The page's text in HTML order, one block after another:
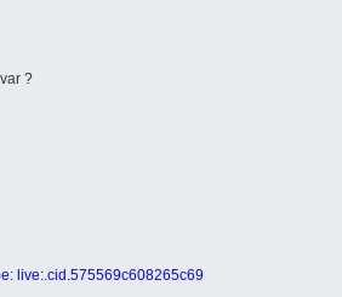
?
live:.cid.575569c608265c69